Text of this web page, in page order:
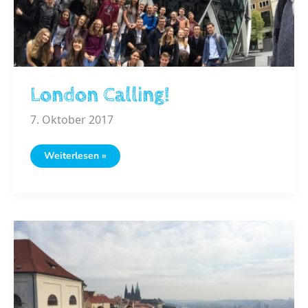
London Calling!
7. Oktober 2017
London
Calling!
Weiterlesen »